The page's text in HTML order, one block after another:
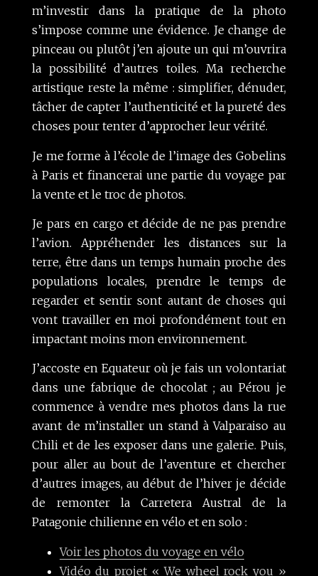
m’investir dans la pratique de la photo
s’impose comme une évidence. Je change de
pinceau ou plutôt j’en ajoute un qui m’ouvrira
la possibilité d’autres toiles. Ma recherche
artistique reste la même : simplifier, dénuder,
tâcher de capter l’authenticité et la pureté des
choses pour tenter d’approcher leur vérité.
Je me forme à l’école de l’image des Gobelins
à Paris et financerai une partie du voyage par
la vente et le troc de photos.
Je pars en cargo et décide de ne pas prendre
l’avion. Appréhender les distances sur la
terre, être dans un temps humain proche des
populations locales, prendre le temps de
regarder et sentir sont autant de choses qui
vont travailler en moi profondément tout en
impactant moins mon environnement.
J’accoste en Equateur où je fais un volontariat
dans une fabrique de chocolat ; au Pérou je
commence à vendre mes photos dans la rue
avant de m’installer un stand à Valparaiso au
Chili et de les exposer dans une galerie. Puis,
pour aller au bout de l’aventure et chercher
d’autres images, au début de l’hiver je décide
de remonter la Carretera Austral de la
Patagonie chilienne en vélo et en solo :
Voir les photos du voyage en vélo
Vidéo du projet « We wheel rock you »